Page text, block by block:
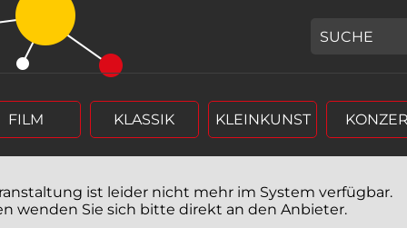
FILM KLASSIK KLEINKUNST
ist leider nicht mehr im System verfügbar.
wenden Sie sich bitte direkt an den Anbieter.